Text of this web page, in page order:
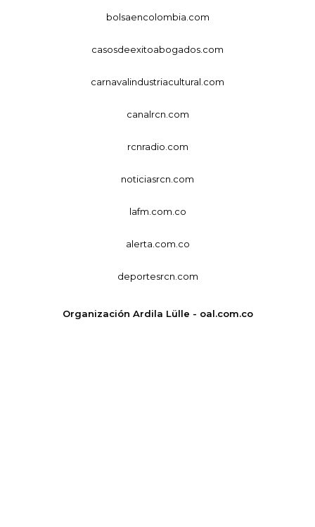
bolsaencolombia.com
casosdeexitoabogados.com
carnavalindustriacultural.com
canalrcn.com
rcnradio.com
noticiasrcn.com
lafm.com.co
alerta.com.co
deportesrcn.com
Organización Ardila Lülle - oal.com.co